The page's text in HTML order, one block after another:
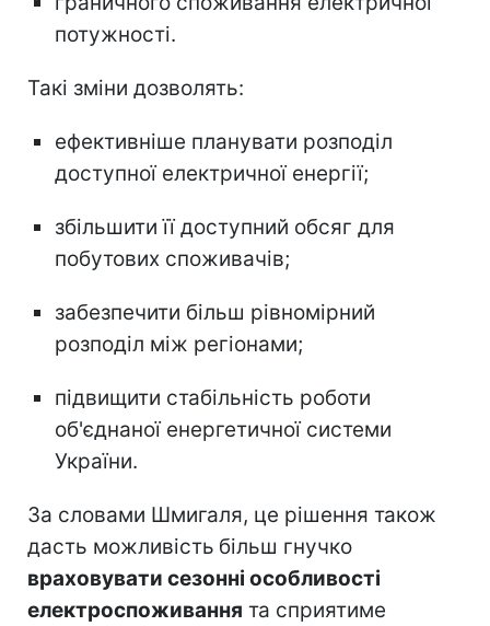
потужності.
Такі зміни дозволять:
ефективніше планувати розподіл
доступної електричної енергії;
збільшити її доступний обсяг для
побутових споживачів;
забезпечити більш рівномірний
розподіл між регіонами;
підвищити стабільність роботи
об'єднаної енергетичної системи
України.
За словами Шмигаля, це рішення також
дасть можливість більш гнучко
враховувати сезонні особливості
електроспоживання та сприятиме